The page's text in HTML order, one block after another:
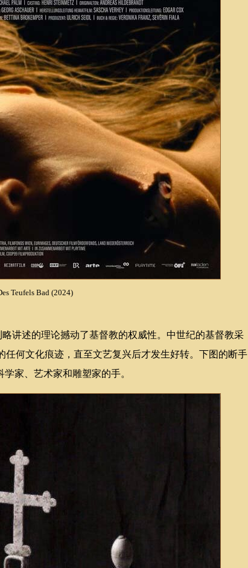
Teufels Bad (2024)
述的理论撼动了基督教的权威性。中世纪的基督教采
何文化痕迹，直至文艺复兴后才发生好转。下图的断手
家、艺术家和雕塑家的手。